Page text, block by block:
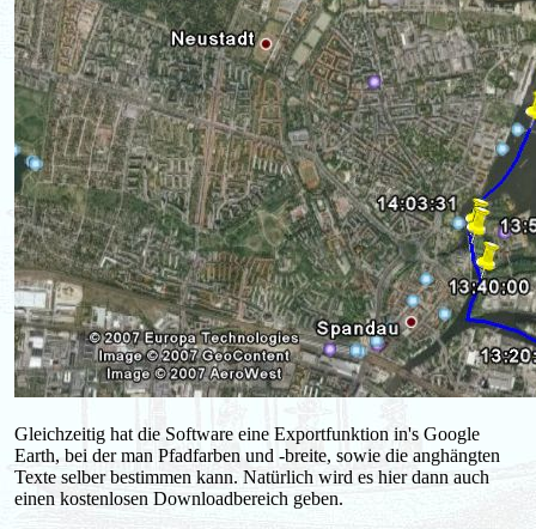
Gleichzeitig hat die Software eine Exportfunktion in's Google
Earth, bei der man Pfadfarben und -breite, sowie die anghängten
Texte selber bestimmen kann. Natürlich wird es hier dann auch
einen kostenlosen Downloadbereich geben.